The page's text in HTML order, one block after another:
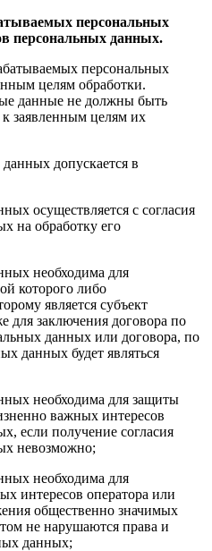
персональных
персональных данных.
персональных
целям обработки.
данные не должны быть
заявленным целям их
допускается в
осуществляется с согласия
на обработку его
необходима для
которого либо
является субъект
для заключения договора по
данных или договора, по
данных будет являться
необходима для защиты
важных интересов
если получение согласия
невозможно;
необходима для
интересов оператора или
общественно значимых
не нарушаются права и
данных;